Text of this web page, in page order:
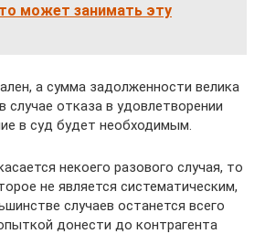
может занимать эту
а сумма задолженности велика
случае отказа в удовлетворении
в суд будет необходимым.
некоего разового случая, то
не является систематическим,
случаев останется всего
донести до контрагента